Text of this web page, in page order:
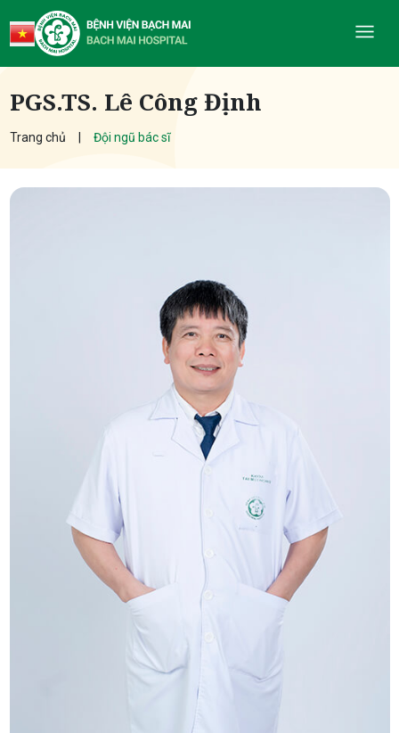
PGS.TS. Lê Công Định
Trang chủ Đội ngũ bác sĩ